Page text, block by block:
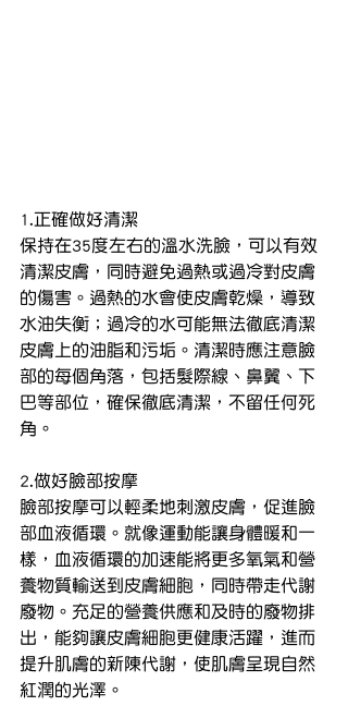
1.正確做好清潔
保持在35度左右的溫水洗臉，可以有效
清潔皮膚，同時避免過熱或過冷對皮膚
的傷害。過熱的水會使皮膚乾燥，導致
水油失衡；過冷的水可能無法徹底清潔
皮膚上的油脂和污垢。清潔時應注意臉
部的每個角落，包括髮際線、鼻翼、下
巴等部位，確保徹底清潔，不留任何死
角。
2.做好臉部按摩
臉部按摩可以輕柔地刺激皮膚，促進臉
部血液循環。就像運動能讓身體暖和一
樣，血液循環的加速能將更多氧氣和營
養物質輸送到皮膚細胞，同時帶走代謝
廢物。充足的營養供應和及時的廢物排
出，能夠讓皮膚細胞更健康活躍，進而
提升肌膚的新陳代謝，使肌膚呈現自然
紅潤的光澤。